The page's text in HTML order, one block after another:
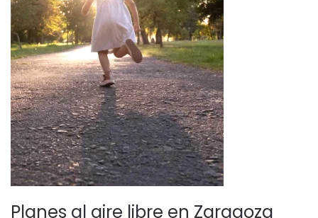
Planes al aire libre en Zaragoza